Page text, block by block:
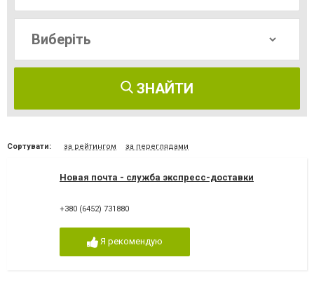
ЗНАЙТИ
Сортувати: за рейтингом за переглядами
Новая почта - служба экспресс-доставки
+380 (6452) 731880
Я рекомендую